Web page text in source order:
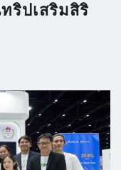
ริปเสริมสิริ